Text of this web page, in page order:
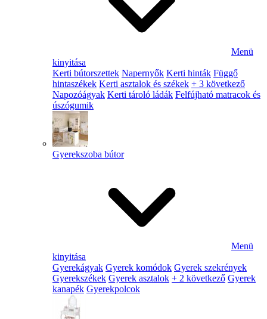
Menü
kinyitása
Kerti bútorszettek Napernyők Kerti hinták Függő
hintaszékek Kerti asztalok és székek + 3 következő
Napozóágyak Kerti tároló ládák Felfújható matracok és
úszógumik
Gyerekszoba bútor
Menü
kinyitása
Gyerekágyak Gyerek komódok Gyerek szekrények
Gyerekszékek Gyerek asztalok + 2 következő Gyerek
kanapék Gyerekpolcok